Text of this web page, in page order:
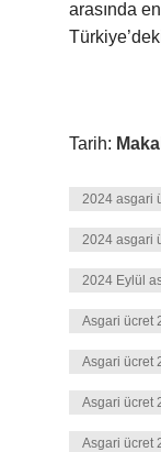
arasında
Tarih:
2024 asgari
2024 asgari
2024 Eylül
Asgari ücret
Asgari ücret
Asgari ücret
Asgari ücret